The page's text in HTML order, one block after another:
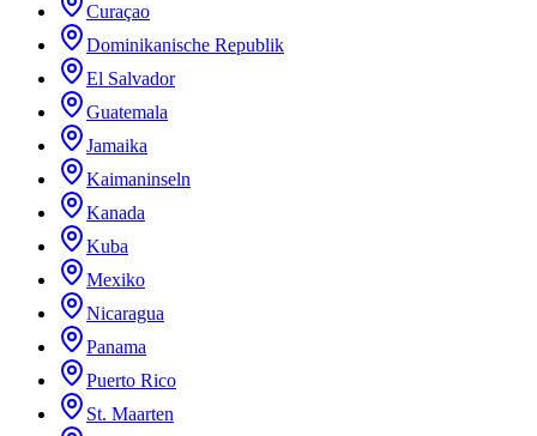
Curaçao
Dominikanische Republik
El Salvador
Guatemala
Jamaika
Kaimaninseln
Kanada
Kuba
Mexiko
Nicaragua
Panama
Puerto Rico
St. Maarten